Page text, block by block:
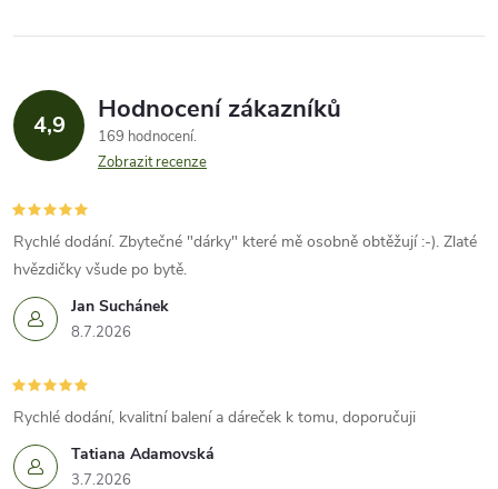
4,9 Hodnocení zákazníků
169 hodnocení
Zobrazit recenze
Jan Suchánek
8.7.2026
Rychlé dodání. Zbytečné "dárky" které mě osobně obtěžují :-). Zlaté
hvězdičky všude po bytě.
Tatiana Adamovská
3.7.2026
Rychlé dodání, kvalitní balení a dáreček k tomu, doporučuji